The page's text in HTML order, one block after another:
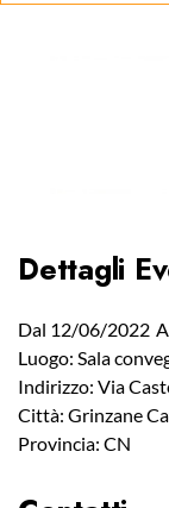
Dettagli
Dal 12/06/2022
Luogo: Sala
Indirizzo: Via
Città: Grinzane
Provincia: CN